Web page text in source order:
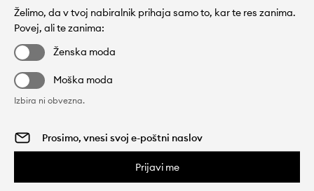
Želimo, da v tvoj nabiralnik prihaja samo to, kar te res zanima.
Povej, ali te zanima:
Ženska moda
Moška moda
Izbira ni obvezna.
Prijavi me